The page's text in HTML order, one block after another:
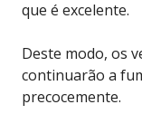
que é excelente.
Deste modo, os
continuarão a
precocemente.